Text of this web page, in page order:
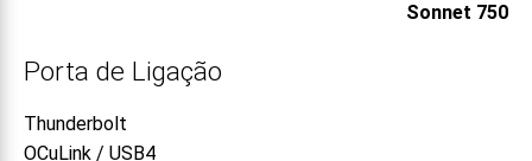
Sonnet 750
Porta de Ligação
Thunderbolt
OCuLink / USB4